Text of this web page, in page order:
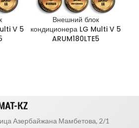
V 5
Внешний блок
кондиционера LG Multi V 5
ARUM180LTE5
Азербайжана Мамбетова, 2/1